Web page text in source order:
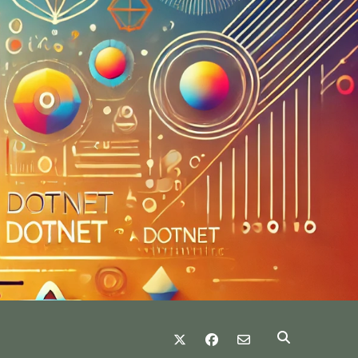
twitter facebook
email-form